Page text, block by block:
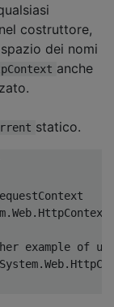
costruttore,
dei nomi
anche
statico.
.Web. HttpContext
example of
System.Web.